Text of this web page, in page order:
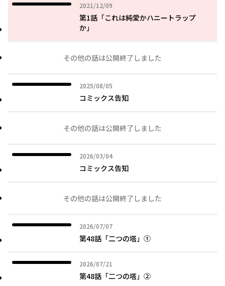
2021/12/09
2021年12月09日
第1話「これは純愛かハニートラップ
か」
その他の話は公開終了しました
2025/08/05
2025年08月05日
コミックス告知
その他の話は公開終了しました
2026/03/04
2026年03月04日
コミックス告知
その他の話は公開終了しました
2026/07/07
2026年07月07日
第48話「二つの塔」①
2026/07/21
2026年07月21日
第48話「二つの塔」②